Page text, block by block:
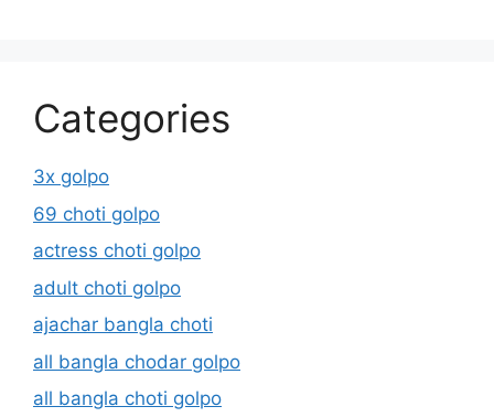
Categories
3x golpo
69 choti golpo
actress choti golpo
adult choti golpo
ajachar bangla choti
all bangla chodar golpo
all bangla choti golpo